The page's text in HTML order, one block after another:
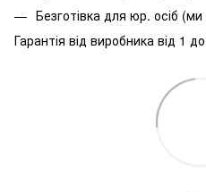
Безготівка для юр. осіб
Гарантія від виробника від 1